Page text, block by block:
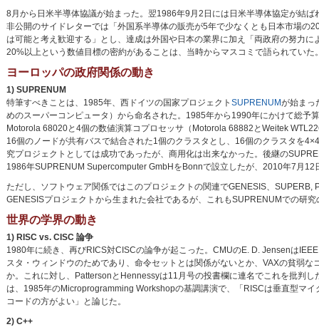
8月から日米半導体協議が始まった。翌1986年9月2日には日米半導体協定が結
非公開のサイドレターでは「外国系半導体の販売が5年で少なくとも日本市場
は可能と考え歓迎する」とし、達成は外国や日本の業界に加え「両政府の努力
20%以上という数値目標の密約があることは、当時からマスコミで語られていた
ヨーロッパの政府関係の動き
1) SUPRENUM
特筆すべきことは、1985年、西ドイツの国家プロジェクト SUPRENUMが始まっ
めのスーパーコンピュータ）から命名された。1985年から1990年にかけて総
Motorola 68020と4個の数値演算コプロセッサ（Motorola 68882とWeitek
16個のノードが共有バスで結合された1個のクラスタとし、16個のクラスタを
究プロジェクトとしては成功であったが、商用化は出来なかった。後継の
1986年SUPRENUM Supercomputer GmbHをBonnで設立したが、2010年7月12
ただし、ソフトウェア関係ではこのプロジェクトの関連でGENESIS、
GENESISプロジェクトから生まれた会社であるが、これもSUPRENUMでの研
世界の学界の動き
1) RISC vs. CISC 論争
1980年に続き、再びRICS対CISCの論争が起こった。CMUのE. D. Jensenは
スタ・ウィンドウのためであり、命令セットとは関係がないとか、VAXの貧弱
か。これに対し、PattersonとHennessyは11月号の投書欄に連名でこれを批判
は、1985年のMicroprogramming Workshopの基調講演で、「RISCは垂直型マ
コードの方がよい」と論じた。
2) C++